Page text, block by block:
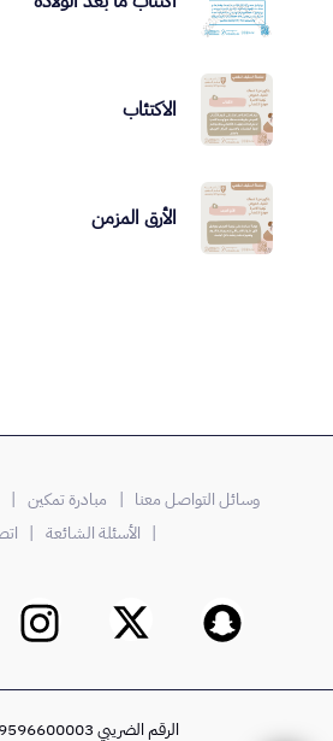
الاكتئاب
الأرق المزمن
وسائل التواصل معنا | مبادرة تمكين |
| الأسئلة الشائعة |
الرقم الضريبي 310019596600003